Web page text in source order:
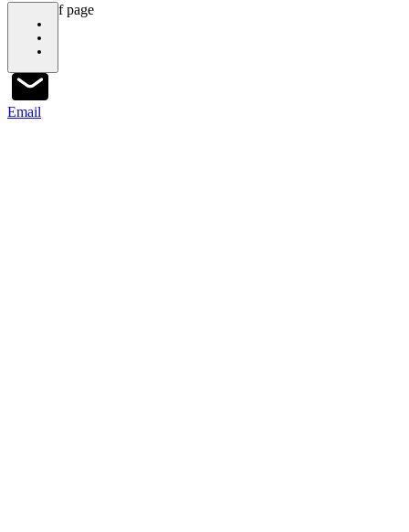
Email
bottom of page